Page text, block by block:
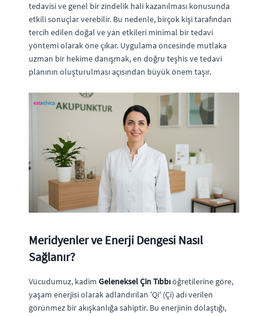
tedavisi ve genel bir zindelik hali kazanılması konusunda
etkili sonuçlar verebilir. Bu nedenle, birçok kişi tarafından
tercih edilen doğal ve yan etkileri minimal bir tedavi
yöntemi olarak öne çıkar. Uygulama öncesinde mutlaka
uzman bir hekime danışmak, en doğru teşhis ve tedavi
planının oluşturulması açısından büyük önem taşır.
Meridyenler ve Enerji Dengesi Nasıl
Sağlanır?
Vücudumuz, kadim Geleneksel Çin Tıbbıöğretilerine göre,
yaşam enerjisi olarak adlandırılan 'Qi' (Çi) adı verilen
görünmez bir akışkanlığa sahiptir. Bu enerjinin dolaştığı,